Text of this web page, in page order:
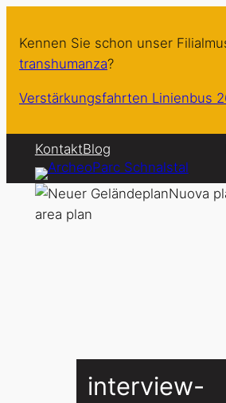
Inhalt
springen
Kennen Sie schon unser
transhumanza?
Verstärkungsfahrten Linienbus
KontaktBlog
interview-